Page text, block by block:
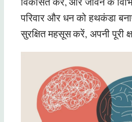
परिवार और धन को हथकंडा
सुरक्षित महसूस करें, अपनी पूरी